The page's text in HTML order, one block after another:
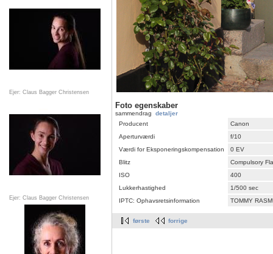
Ejer: Claus Bagger Christensen
Ejer: Claus Bagger Christensen
Foto egenskaber
sammendrag detaljer
Producent
Canon
Aperturværdi
f/10
Værdi for Eksponeringskompensation
0 EV
Blitz
Compulsory
ISO
400
Lukkerhastighed
1/500 sec
IPTC: Ophavsretsinformation
TOMMY
første forrige